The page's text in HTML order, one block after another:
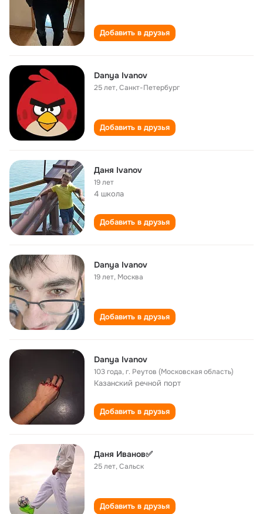
Добавить в друзья
Danya Ivanov
25 лет,Санкт-Петербург
Добавить в друзья
Даня Ivanov
19 лет
4 школа
Добавить в друзья
Danya Ivanov
19 лет, Москва
Добавить в друзья
Danya Ivanov
103 года,г. Реутов (Московская область)
Казанский речной порт
Добавить в друзья
Даня Иванов✅
25 лет,Сальск
Добавить в друзья